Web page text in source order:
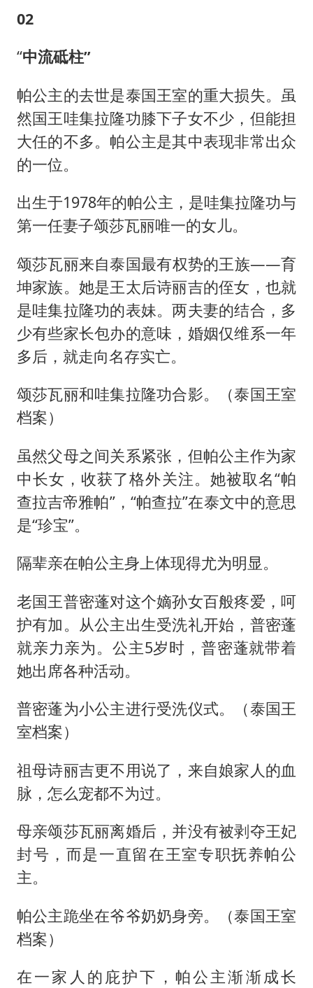
02
“中流砥柱”
帕公主的去世是泰国王室的重大损失。虽
然国王哇集拉隆功膝下子女不少，但能担
大任的不多。帕公主是其中表现非常出众
的一位。
出生于1978年的帕公主，是哇集拉隆功与
第一任妻子颂莎瓦丽唯一的女儿。
颂莎瓦丽来自泰国最有权势的王族——育
坤家族。她是王太后诗丽吉的侄女，也就
是哇集拉隆功的表妹。两夫妻的结合，多
少有些家长包办的意味，婚姻仅维系一年
多后，就走向名存实亡。
颂莎瓦丽和哇集拉隆功合影。（泰国王室
档案）
虽然父母之间关系紧张，但帕公主作为家
中长女，收获了格外关注。她被取名“帕
查拉吉帝雅帕”，“帕查拉”在泰文中的意思
是“珍宝”。
隔辈亲在帕公主身上体现得尤为明显。
老国王普密蓬对这个嫡孙女百般疼爱，呵
护有加。从公主出生受洗礼开始，普密蓬
就亲力亲为。公主5岁时，普密蓬就带着
她出席各种活动。
普密蓬为小公主进行受洗仪式。（泰国王
室档案）
祖母诗丽吉更不用说了，来自娘家人的血
脉，怎么宠都不为过。
母亲颂莎瓦丽离婚后，并没有被剥夺王妃
封号，而是一直留在王室专职抚养帕公
主。
帕公主跪坐在爷爷奶奶身旁。（泰国王室
档案）
在一家人的庇护下，帕公主渐渐成长